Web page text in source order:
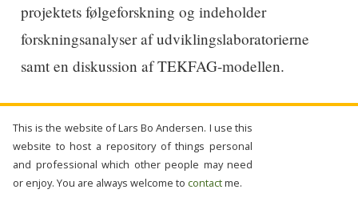
projektets følgeforskning og indeholder
forskningsanalyser af udviklingslaboratorierne
samt en diskussion af TEKFAG-modellen.
This is the website of Lars Bo Andersen. I use this
website to host a repository of things personal
and professional which other people may need
or enjoy. You are always welcome to contactme.